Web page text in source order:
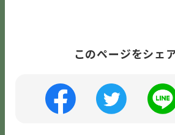
このページをシェ